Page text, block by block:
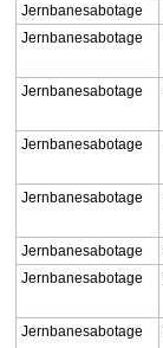
Jernbanesabotage
Jernbanesabotage
Jernbanesabotage
Jernbanesabotage
Jernbanesabotage
Jernbanesabotage
Jernbanesabotage
Jernbanesabotage